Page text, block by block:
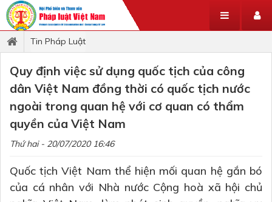
Tin Pháp Luật
Quy định việc sử dụng quốc tịch của công
dân Việt Nam đồng thời có quốc tịch nước
ngoài trong quan hệ với cơ quan có thẩm
quyền của Việt Nam
Thứ hai - 20/07/2020 16:46
Quốc tịch Việt Nam thể hiện mối quan hệ gắn bó
của cá nhân với Nhà nước Cộng hoà xã hội chủ